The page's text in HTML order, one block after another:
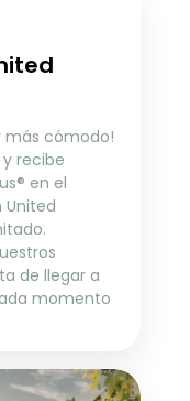
más cómodo!
y recibe
en el
de llegar a
momento